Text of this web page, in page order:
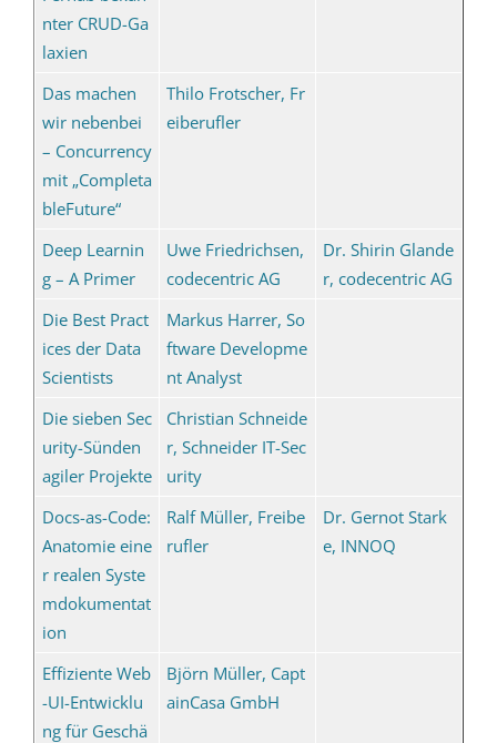
nter CRUD-Ga
laxien
Das machen
wir nebenbei
– Concurrency
mit „Completa
bleFuture“
Thilo Frotscher, Fr
eiberufler
Deep Learnin
g – A Primer
Uwe Friedrichsen,
codecentric AG
Dr. Shirin Glande
r, codecentric AG
Die Best Pract
ices der Data
Scientists
Markus Harrer, So
ftware Developme
nt Analyst
Die sieben Sec
urity-Sünden
agiler Projekte
Christian Schneide
r, Schneider IT-Sec
urity
Docs-as-Code:
Anatomie eine
r realen Syste
mdokumentat
ion
Ralf Müller, Freibe
rufler
Dr. Gernot Stark
e, INNOQ
Effiziente Web
-UI-Entwicklu
ng für Geschä
Björn Müller, Capt
ainCasa GmbH